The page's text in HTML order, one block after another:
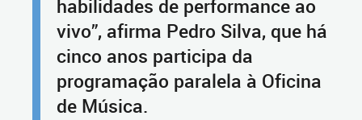
habilidades de performance ao
vivo”, afirma Pedro Silva, que há
cinco anos participa da
programação paralela à Oficina
de Música.